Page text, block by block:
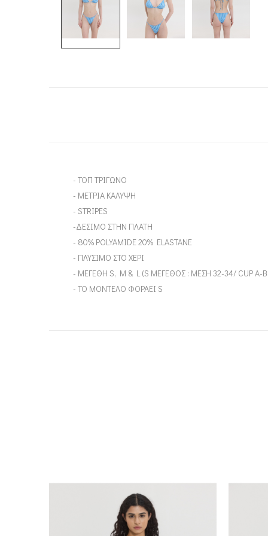
- TOΠ ΤΡΙΓΩΝΟ
- ΜΕΤΡΙΑ ΚΑΛΥΨΗ
- STRIPES
-ΔΕΣΙΜΟ ΣΤΗΝ ΠΛΑΤΗ
- 80% POLYAMIDE 20% ELASTANE
- ΠΛΥΣΙΜΟ ΣΤΟ ΧΕΡΙ
- ΜΕΓΕΘΗ S, M & L (S ΜΕΓΕΘΟΣ : ΜΕΣΗ 32-34/ CUP
- ΤΟ ΜΟΝΤΕΛΟ ΦΟΡΑΕΙ S